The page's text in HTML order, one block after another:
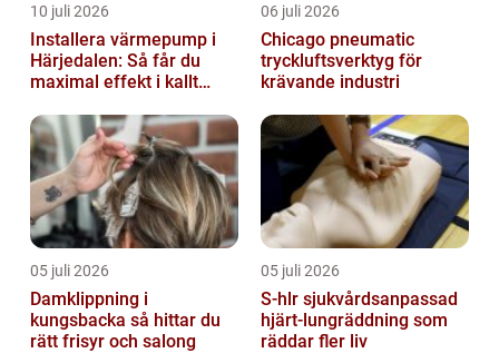
10 juli 2026
Installera värmepump i
Härjedalen: Så får du
maximal effekt i kallt
06 juli 2026
Chicago pneumatic
tryckluftsverktyg för
krävande industri
05 juli 2026
Damklippning i
kungsbacka så hittar du
rätt frisyr och salong
05 juli 2026
S-hlr sjukvårdsanpassad
hjärt-lungräddning som
räddar fler liv